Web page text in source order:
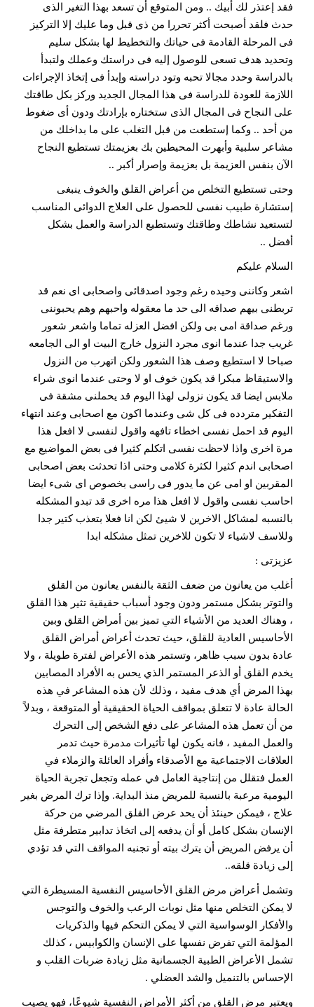
فقد إعتذر لك أبيك .. ومن المتوقع أن تسعد بهذا التغير الذى
حدث فلقد أصبحت أكثر تحررا من ذى قبل وما عليك إلا التركيز
فى المرحلة القادمة فى حياتك والتخطيط لها بشكل سليم
وتحديد هدف تسعى للوصول إليه فى دراستك وعملك ولتبدأ
بالدراسة وحدد مجالا تحبه وتود دراسته وإبدأ فى إتخاذ الإجراءات
اللازمة للعودة للدراسة فى هذا المجال الجديد وركز بكل طاقتك
على النجاح فى المجال الذى ستختاره بإرادتك ودون أى ضغوط
من أحد .. وكما إستطعت من قبل التغلب على ما بداخلك من
مشاعر سلبية وأبهرت المحيطين بك بعزيمتك تستطيع النجاح
الآن بنفس العزيمة بل بعزيمة وإصرار أكبر ..
وحتى تستطيع التخلص من أعراض القلق والخوف ينبغى
إستشارة طبيب نفسى للحصول على العلاج الدوائى المناسب
لتستعيد نشاطك وطاقتك وتستطيع الدراسة والعمل بشكل
أفضل ..
السلام عليكم
اشعر وكاننى وحيده رغم وجود اصدقائى واصحابى اى نعم قد
تربطنى بيهم صداقه الى حد ما معقوله واحبهم وهم يحبوننى
ورغم صداقة امى بى ولكن افضل العزله تماما واشعر شعور
غريب جدا عندما انوى مجرد النزول خارج البيت او الى الجامعه
صباحا لا استطيع وصف هذا الشعور ولكن اتهرب من النزول
والاستيقاظ مبكرا قد يكون خوف او لا وحتى عندما انوى شراء
ملابس ايضا قد يكون نزولى لهذا اليوم قد يحملنى مشقة فى
التفكير متردده فى كل شى وعندما اكون مع اصحابى وعند انتهاء
اليوم قد احمل نفسى اخطاء تافهه واقول لنفسى لا افعل هذا
مرة اخرى واذا لاحظت نفسى اتكلم كثيرا فى بعض المواضيع مع
اصحابى اندم كثيرا لكثرة كلامى وحتى اذا تحدثت بعض اصحابى
المقربين او امى عن ما يدور فى راسى بخصوص اى شىء ايضا
احاسب نفسى واقول لا افعل هذا مره اخرى قد تبدو المشكله
بالنسبه لمشاكل الاخرين لا شيئ لكن انا فعلا بتعذب كتير جدا
وللاسف لاشياء لا تكون للاخرين تمثل مشكله ابدا
عزيزتى :
أغلب من يعانون من ضعف الثقة بالنفس يعانون من القلق
والتوتر بشكل مستمر ودون وجود أسباب حقيقية تثير هذا القلق
، وهناك العديد من الأشياء التي تميز بين أمراض القلق وبين
الأحاسيس العادية للقلق، حيث تحدث أعراض أمراض القلق
عادة بدون سبب ظاهر، وتستمر هذه الأعراض لفترة طويلة ، ولا
يخدم القلق أو الذعر المستمر الذي يحس به الأفراد المصابين
بهذا المرض أي هدف مفيد ، وذلك لأن هذه المشاعر في هذه
الحالة عادة لا تتعلق بمواقف الحياة الحقيقية أو المتوقعة ، وبدلاً
من أن تعمل هذه المشاعر على دفع الشخص إلى التحرك
والعمل المفيد ، فانه يكون لها تأثيرات مدمرة حيث تدمر
العلاقات الاجتماعية مع الأصدقاء وأفراد العائلة والزملاء في
العمل فتقلل من إنتاجية العامل في عمله وتجعل تجربة الحياة
اليومية مرعبة بالنسبة للمريض منذ البداية. وإذا ترك المرض بغير
علاج ، فيمكن حينئذ أن يحد عرض القلق المرضي من حركة
الإنسان بشكل كامل أو أن يدفعه إلى اتخاذ تدابير متطرفة مثل
أن يرفض المريض أن يترك بيته أو تجنبه المواقف التي قد تؤدي
إلى زيادة قلقه..
وتشمل أعراض مرض القلق الأحاسيس النفسية المسيطرة التي
لا يمكن التخلص منها مثل نوبات الرعب والخوف والتوجس
والأفكار الوسواسية التي لا يمكن التحكم فيها والذكريات
المؤلمة التي تفرض نفسها على الإنسان والكوابيس ، كذلك
تشمل الأعراض الطبية الجسمانية مثل زيادة ضربات القلب و
الإحساس بالتنميل والشد العضلي .
ويعتبر مرض القلق من أكثر الأمراض النفسية شيوعًا، فهو يصيب